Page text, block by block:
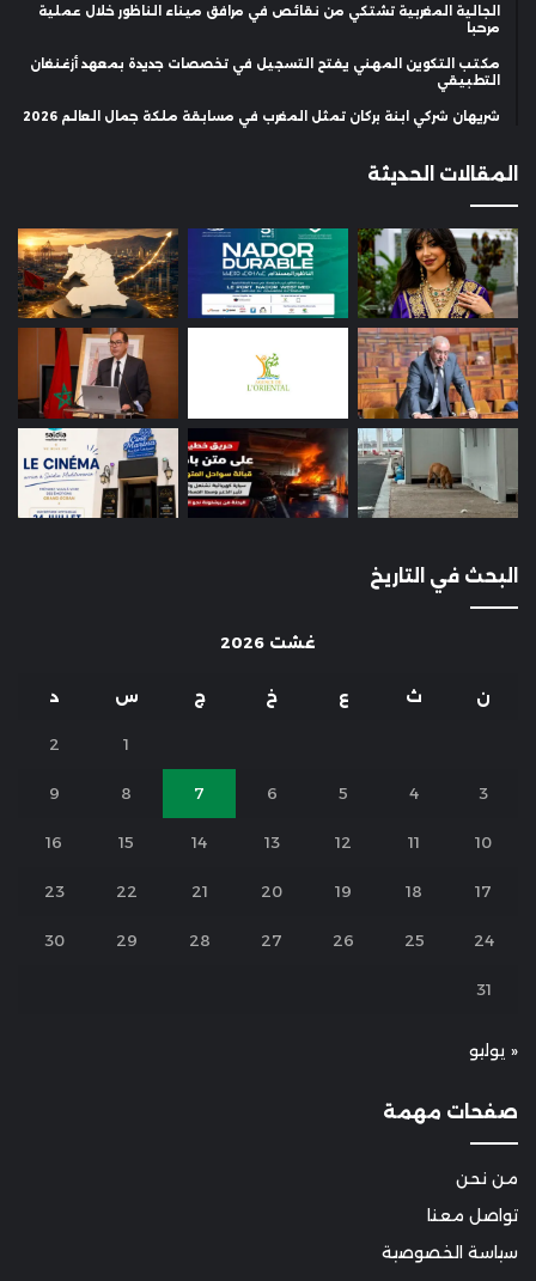
الجالية المغربية تشتكي من نقائص في مرافق ميناء الناظور خلال عملية
مرحبا
مكتب التكوين المهني يفتح التسجيل في تخصصات جديدة بمعهد أزغنغان
التطبيقي
شريهان شركي ابنة بركان تمثل المغرب في مسابقة ملكة جمال العالم 2026
المقالات الحديثة
البحث في التاريخ
غشت 2026
ن ث ع خ ج س د
1
2
3
4
5
6
7
8
9
10
11
12
13
14
15
16
17
18
19
20
21
22
23
24
25
26
27
28
29
30
31
« يوليو
صفحات مهمة
من نحن
تواصل معنا
سياسة الخصوصية